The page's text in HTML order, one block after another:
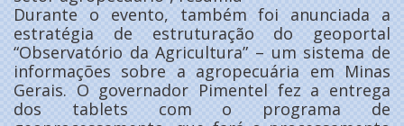
Durante o evento, também foi anunciada a
estratégia de estruturação do geoportal
“Observatório da Agricultura” – um sistema de
informações sobre a agropecuária em Minas
Gerais. O governador Pimentel fez a entrega
dos tablets com o programa de